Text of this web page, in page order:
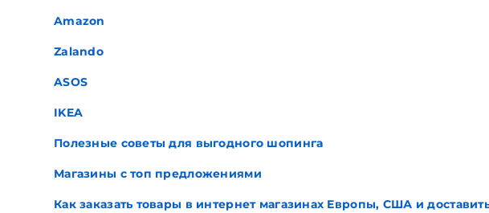
Amazon
Zalando
ASOS
IKEA
Полезные советы для выгодного шопинга
Магазины с топ предложениями
Как заказать товары в интернет магазинах Европы, США и